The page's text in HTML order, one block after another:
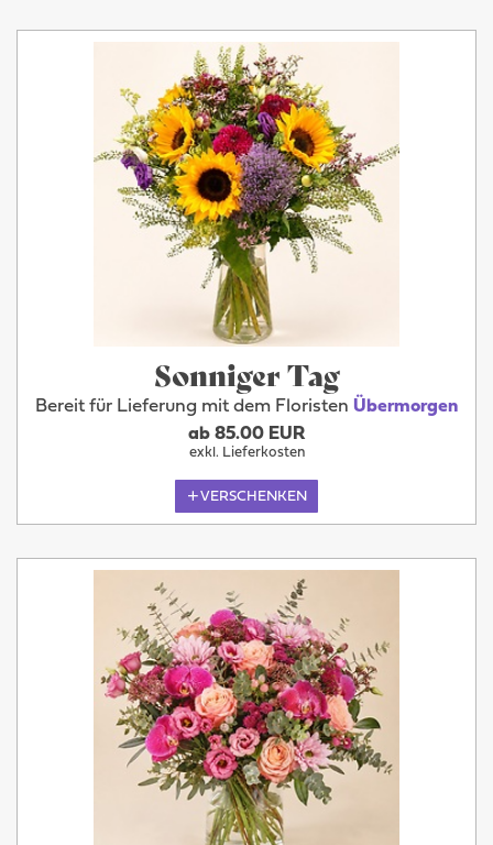
Sonniger Tag
Bereit für Lieferung mit dem Floristen Übermorgen
ab 85.00 EUR
exkl. Lieferkosten
VERSCHENKEN